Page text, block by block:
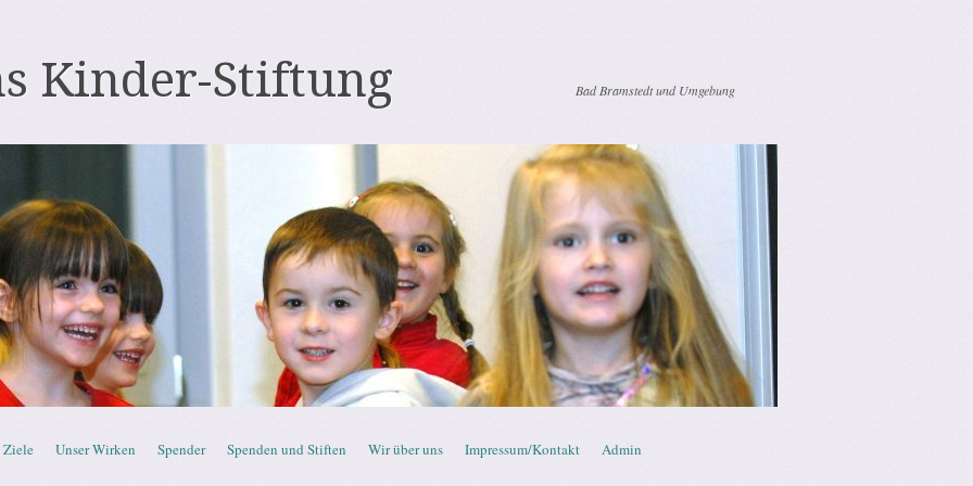
Kinder-Stiftung Bad Bramstedt und Umgebung
Ziele Unser Wirken Spender Spenden und Stiften Wir über uns Impressum/Kontakt Admin